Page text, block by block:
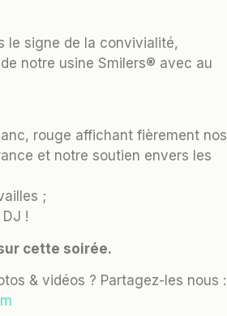
le signe de la convivialité,
notre usine Smilers® avec au
rouge affichant fièrement nos
et notre soutien envers les
;
!
cette soirée.
& vidéos ? Partagez-les nous :